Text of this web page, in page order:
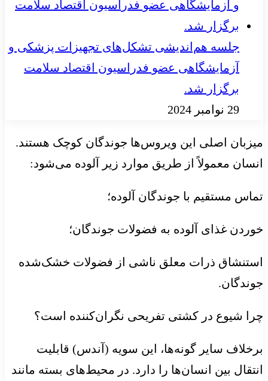
جلسه هم‌اندیشی تشکل‌های تجهیزات پزشکی و
آزمایشگاهی عضو فدراسیون اقتصاد سلامت
برگزار شد.
29 نوامبر 2024
میزبان اصلی این ویروس‌ها جوندگان کوچک هستند.
انسان معمولاً از طریق موارد زیر آلوده می‌شود:
تماس مستقیم با جوندگان آلوده؛
خوردن غذای آلوده به فضولات جوندگان؛
استنشاق ذرات معلق ناشی از فضولات خشک‌شده
جوندگان.
چرا شیوع در کشتی تفریحی نگران‌کننده است؟
برخلاف سایر گونه‌ها، این سویه (آندس) قابلیت
انتقال بین انسان‌ها را دارد. در محیط‌های بسته مانند